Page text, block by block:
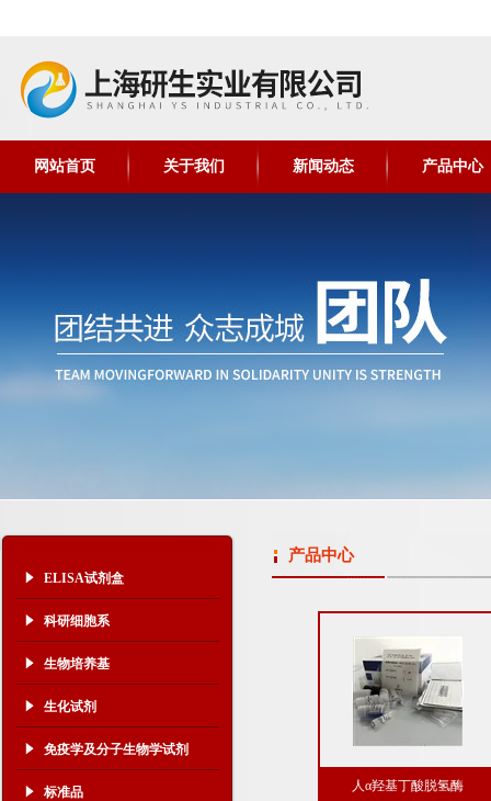
网站首页 关于我们 新闻动态 产品中心
ELISA试剂盒
科研细胞系
生物培养基
生化试剂
免疫学及分子生物学试剂
标准品
产品中心
人α羟基丁酸脱氢酶